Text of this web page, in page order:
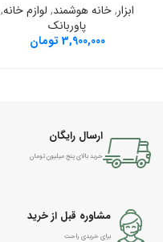
ابزار,خانه هوشمند, لوازم خانه,
پاوربانک
3,900,000 تومان
ارسال رایگان
خرید بالای پنج میلیون تومان
مشاوره قبل از خرید
برای خریدی راحت